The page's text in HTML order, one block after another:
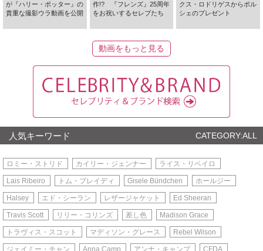
が『ハリー・ポッター』の
貴重な撮影ウラ動画を公開
作!? 『フレンズ』25周年
をお祝いするセレブたち
クス・ロドリゲスからポル
シェのプレゼント
動画をもっと見る
人気キーワード CATEGORY:ALL
ロミー・ストリド カイリー・ジェンナー ライス・リベイロ
Lais Ribeiro トム・ブレイディ Gisele Bündchen ホールジー
Halsey エド・シーラン レザージャケット Ed Sheeran
Travis Scott リリー・コリンズ 差し色 Madison Grace
トラヴィス・スコット マディソン・グレース Rebel Wilson
ジェイミー・チャン Anna Camp アンナ・キャンプ CFDA